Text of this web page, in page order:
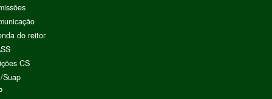
do reitor
CS
Suap